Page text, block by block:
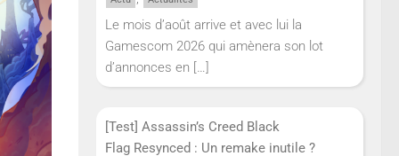
Le mois d’août arrive et avec lui la
Gamescom 2026 qui amènera son lot
d’annonces en […]
[Test] Assassin’s Creed Black
Flag Resynced : Un remake inutile ?